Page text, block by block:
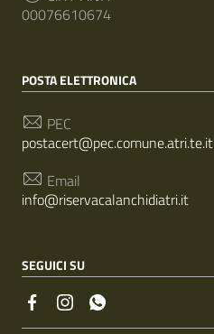
00076610674
POSTA ELETTRONICA
PEC
postacert@pec.comune.atri.te.it
Email
info@riservacalanchidiatri.it
SEGUICI SU